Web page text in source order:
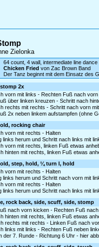
Zielonka
64 count, 4 wall, intermediate line dance
Chicken Fried von Zac Brown Band
Der Tanz beginnt mit dem Einsatz des
2x
vorn mit links - Rechten Fuß nach
über linken kreuzen - Schritt nach
rechts mit rechts - Schritt nach vorn
2x neben linkem aufstampfen (ohne
rocking chair
vorn mit rechts - Halten
links herum und Schritt nach links mit
vorn mit rechts, linken Fuß etwas
hinten mit rechts, linken Fuß etwas
step, hold, ¼ turn l, hold
vorn mit rechts - Halten
links herum und Schritt nach vorn mit
vorn mit rechts - Halten
links herum und Schritt nach links mit
rock back, side, scuff, side, stomp
nach vorn kicken - Rechten Fuß
hinten mit rechts, linken Fuß etwas
rechts mit rechts - Linken Fuß nach
links mit links - Rechten Fuß neben
der 7. Runde - Richtung 6 Uhr - hier